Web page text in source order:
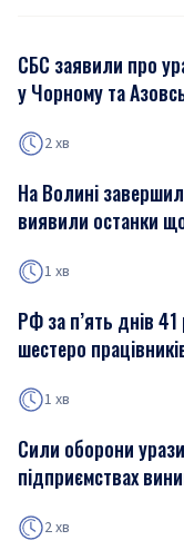
СБС заявили про
у Чорному та
2 хв
На Волині
виявили останки
1 хв
РФ за п’ять днів
шестеро
1 хв
Сили оборони
підприємствах
2 хв